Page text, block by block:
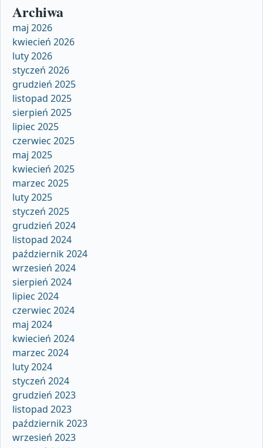
Archiwa
maj 2026
kwiecień 2026
luty 2026
styczeń 2026
grudzień 2025
listopad 2025
sierpień 2025
lipiec 2025
czerwiec 2025
maj 2025
kwiecień 2025
marzec 2025
luty 2025
styczeń 2025
grudzień 2024
listopad 2024
październik 2024
wrzesień 2024
sierpień 2024
lipiec 2024
czerwiec 2024
maj 2024
kwiecień 2024
marzec 2024
luty 2024
styczeń 2024
grudzień 2023
listopad 2023
październik 2023
wrzesień 2023